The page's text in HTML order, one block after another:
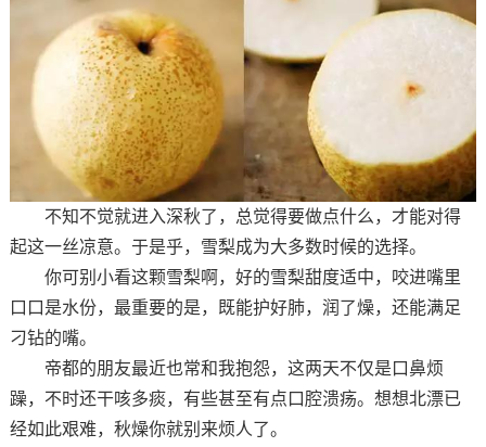
不知不觉就进入深秋了，总觉得要做点什么，才能对得
起这一丝凉意。于是乎，雪梨成为大多数时候的选择。
你可别小看这颗雪梨啊，好的雪梨甜度适中，咬进嘴里
口口是水份，最重要的是，既能护好肺，润了燥，还能满足
刁钻的嘴。
帝都的朋友最近也常和我抱怨，这两天不仅是口鼻烦
躁，不时还干咳多痰，有些甚至有点口腔溃疡。想想北漂已
经如此艰难，秋燥你就别来烦人了。